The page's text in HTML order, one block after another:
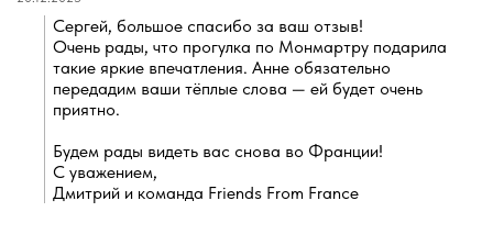
Сергей, большое спасибо за ваш отзыв!
Очень рады, что прогулка по Монмартру подарила
такие яркие впечатления. Анне обязательно
передадим ваши тёплые слова — ей будет очень
приятно.
Будем рады видеть вас снова во Франции!
С уважением,
Дмитрий и команда Friends From France